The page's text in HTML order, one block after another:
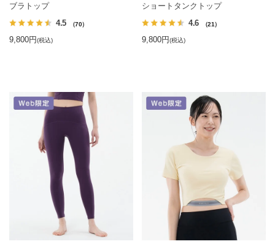
ブラトップ
4.5 （70）
9,800円(税込)
ショートタンクトップ
4.6 （21）
9,800円(税込)